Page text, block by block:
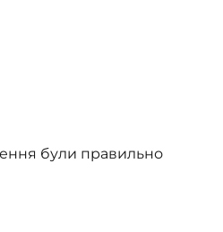
були правильно